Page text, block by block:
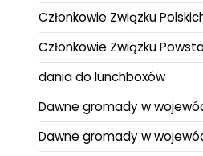
Członkowie Związku
Członkowie Związku
dania do lunchboxów
Dawne gromady w
Dawne gromady w